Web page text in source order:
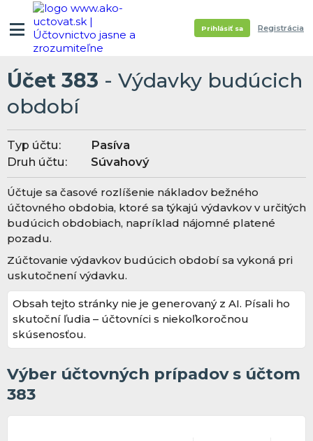
Prihlásiť sa Registrácia
Účet 383 - Výdavky budúcich
období
Typ účtu:
Pasíva
Druh účtu:
Súvahový
Účtuje sa časové rozlíšenie nákladov bežného
účtovného obdobia, ktoré sa týkajú výdavkov v určitých
budúcich obdobiach, napríklad nájomné platené
pozadu.
Zúčtovanie výdavkov budúcich období sa vykoná pri
uskutočnení výdavku.
Obsah tejto stránky nie je generovaný z AI. Písali ho
skutoční ľudia – účtovníci s niekoľkoročnou
skúsenosťou.
Výber účtovných prípadov s účtom
383